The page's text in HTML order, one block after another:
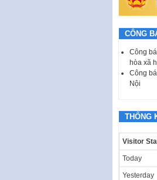
CÔNG
Công
hòa xã
Công
Nội
THỐNG
Visitor
Today
Yesterday